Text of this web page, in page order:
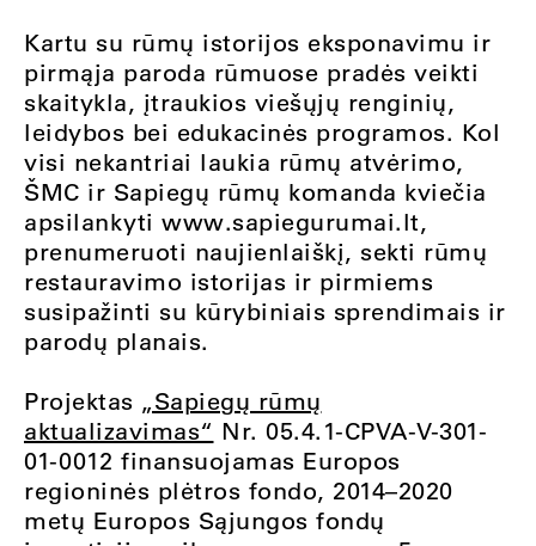
Kartu su rūmų istorijos eksponavimu ir
pirmąja paroda rūmuose pradės veikti
skaitykla, įtraukios viešųjų renginių,
leidybos bei edukacinės programos. Kol
visi nekantriai laukia rūmų atvėrimo,
ŠMC ir Sapiegų rūmų komanda kviečia
apsilankyti www.sapiegurumai.lt,
prenumeruoti naujienlaiškį, sekti rūmų
restauravimo istorijas ir pirmiems
susipažinti su kūrybiniais sprendimais ir
parodų planais.
Projektas „Sapiegų rūmų
aktualizavimas“ Nr. 05.4.1-CPVA-V-301-
01-0012 finansuojamas Europos
regioninės plėtros fondo, 2014–2020
metų Europos Sąjungos fondų